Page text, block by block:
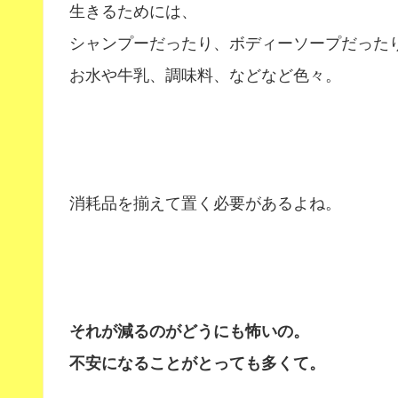
生きるためには、
シャンプーだったり、ボディーソープだった
お水や牛乳、調味料、などなど色々。
消耗品を揃えて置く必要があるよね。
それが減るのがどうにも怖いの。
不安になることがとっても多くて。